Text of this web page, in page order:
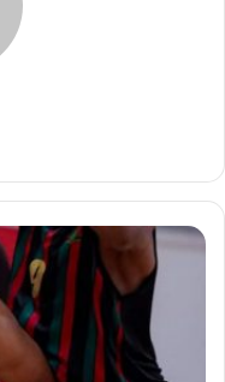
الدورة